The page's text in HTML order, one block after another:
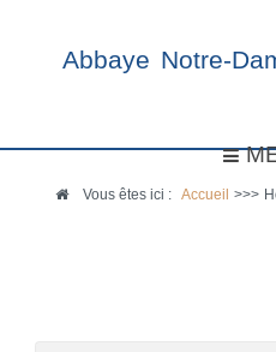
Abbaye Notre-
Vous êtes ici :Accueil >>>